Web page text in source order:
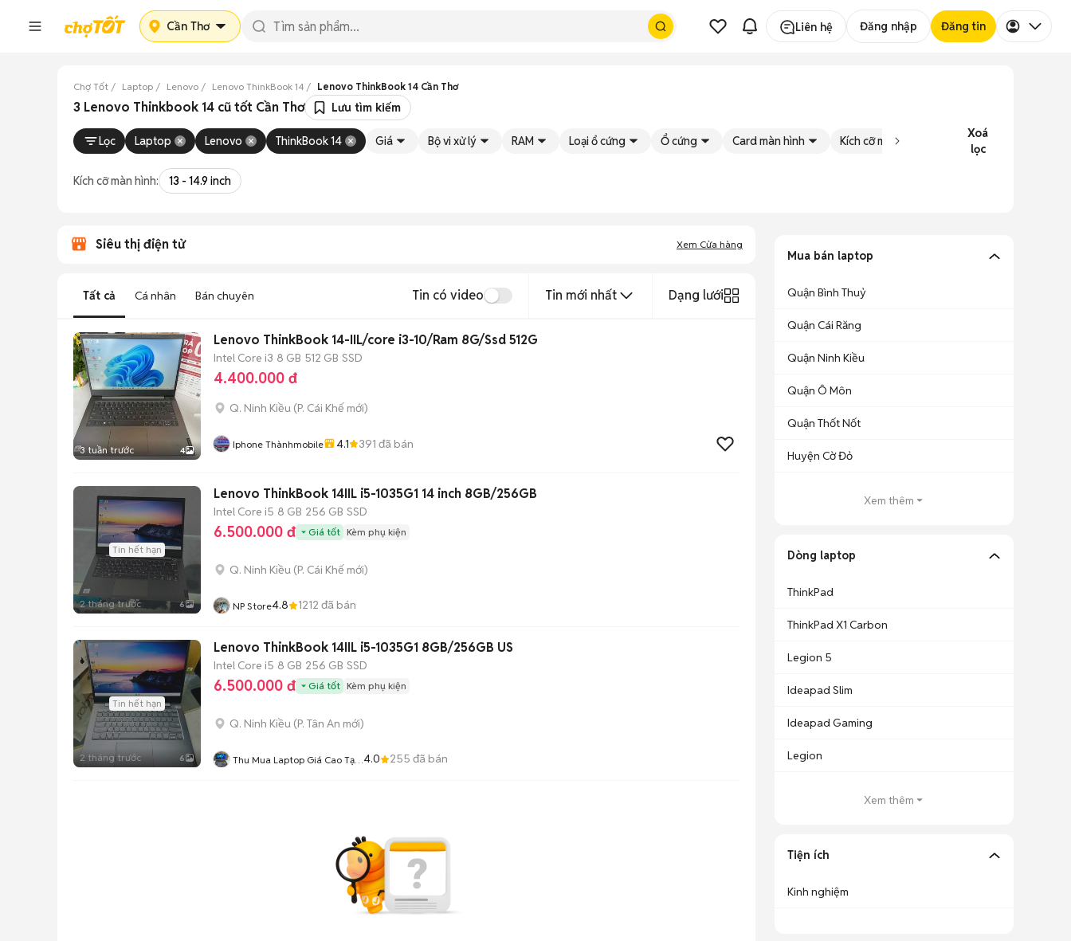
Cần Thơ Liên hệ Đăng nhập Đăng tin
Chợ Tốt Laptop Lenovo Lenovo ThinkBook 14 Lenovo ThinkBook 14 Cần Thơ
3 Lenovo Thinkbook 14 cũ tốt Cần Thơ Lưu tìm kiếm
Lọc Laptop Lenovo ThinkBook 14 Giá Bộ vi xử lý RAM Loại ổ cứng Ổ cứng Card màn hình Kích cỡ màn hình Tình trạng
Xoá
lọc
Kích cỡ màn hình: 13 - 14.9 inch
Siêu thị điện tử Xem Cửa hàng
Tất cả Cá nhân Bán chuyên Tin có video Tin mới nhất Dạng lưới
3 tuần trước 4
Lenovo ThinkBook 14-IIL/core i3-10/Ram 8G/Ssd 512G
Intel Core i3 8 GB 512 GB SSD
4.400.000 đ
Q. Ninh Kiều (P. Cái Khế mới)
Iphone Thànhmobile 4.1 391 đã bán
Tin hết hạn
2 tháng trước 6
Lenovo ThinkBook 14IIL i5-1035G1 14 inch 8GB/256GB
Intel Core i5 8 GB 256 GB SSD
6.500.000 đ Giá tốt Kèm phụ kiện
Q. Ninh Kiều (P. Cái Khế mới)
NP Store4.8 1212 đã bán
Tin hết hạn
2 tháng trước 6
Lenovo ThinkBook 14IIL i5-1035G1 8GB/256GB US
Intel Core i5 8 GB 256 GB SSD
6.500.000 đ Giá tốt Kèm phụ kiện
Q. Ninh Kiều (P. Tân An mới)
Thu Mua Laptop Giá Cao Tại
4.0 255 đã bán
Mua bán laptop
Quận Bình Thuỷ
Quận Cái Răng
Quận Ninh Kiều
Quận Ô Môn
Quận Thốt Nốt
Huyện Cờ Đỏ
Xem thêm
Dòng laptop
ThinkPad
ThinkPad X1 Carbon
Legion 5
Ideapad Slim
Ideapad Gaming
Legion
Xem thêm
Tiện ích
Kinh nghiệm